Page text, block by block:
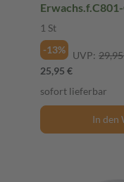
1 St
1 St
-13%
UVP:
25,95 €
sofort lieferbar
In den